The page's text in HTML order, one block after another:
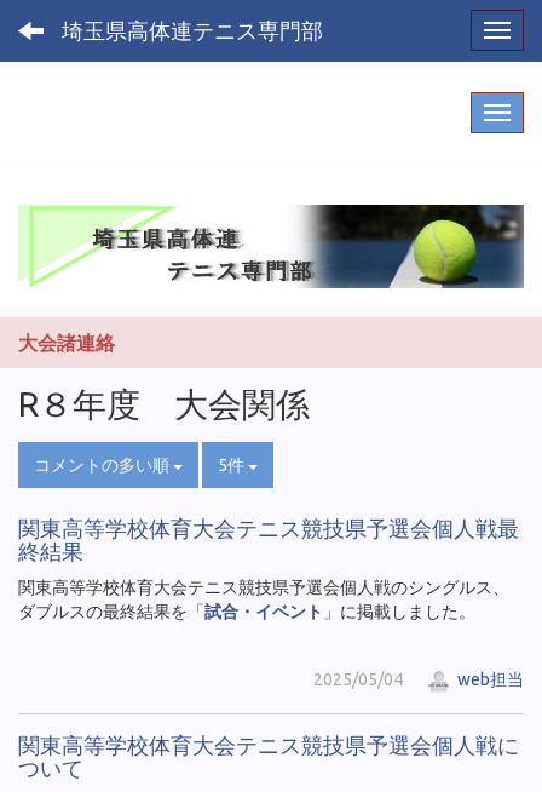
埼玉県高体連テニス専門部
大会諸連絡
R８年度 大会関係
コメントの多い順 5件
関東高等学校体育大会テニス競技県予選会個人戦最
終結果
関東高等学校体育大会テニス競技県予選会個人戦のシングルス、
ダブルスの最終結果を「試合・イベント 」に掲載しました。
2025/05/04 web担当
関東高等学校体育大会テニス競技県予選会個人戦に
ついて